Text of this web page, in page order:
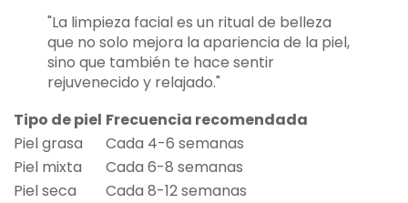
"La limpieza facial es un ritual de belleza
que no solo mejora la apariencia de la piel,
sino que también te hace sentir
rejuvenecido y relajado."
Tipo de piel Frecuencia recomendada
Piel grasa
Cada 4-6 semanas
Piel mixta
Cada 6-8 semanas
Piel seca
Cada 8-12 semanas